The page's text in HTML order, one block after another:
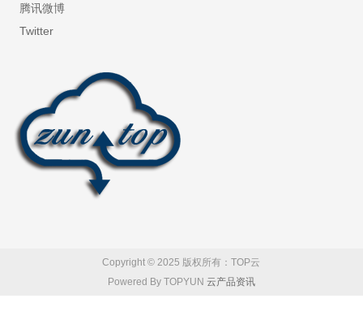
腾讯微博
Twitter
Copyright © 2025 版权所有：TOP云
Powered By TOPYUN 云产品资讯